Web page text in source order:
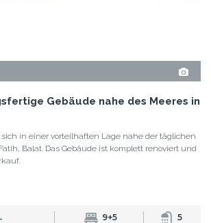
1.170.000 EUR
EINZELHEITEN